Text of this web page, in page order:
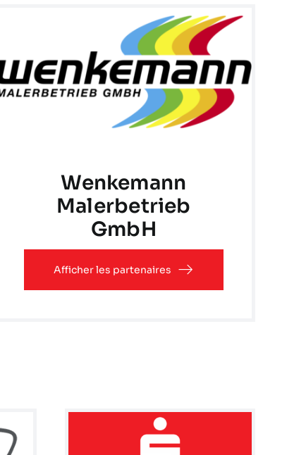
Wenkemann
Malerbetrieb
GmbH
Afficher les partenaires